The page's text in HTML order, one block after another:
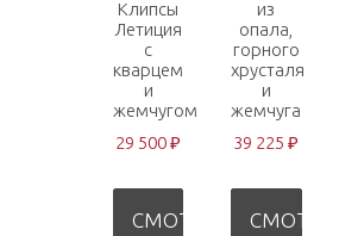
Клипсы
Летиция
с
кварцем
и
жемчугом
29 500 ₽
СМОТРЕТЬ
из
опала,
горного
хрусталя
и
жемчуга
39 225 ₽